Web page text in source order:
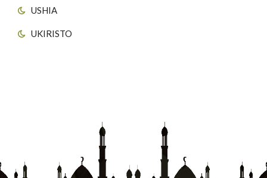
USHIA
UKIRISTO